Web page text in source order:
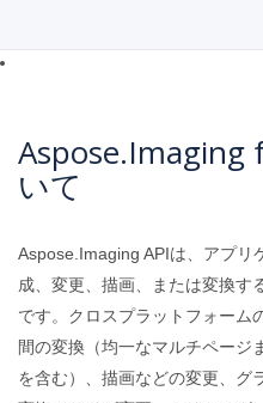
Aspose.Imaging
いて
Aspose.Imaging APIは、アプリ
成、変更、描画、または変換す
です。クロスプラットフォーム
間の変換（均一なマルチページ
を含む）、描画などの変更、グ